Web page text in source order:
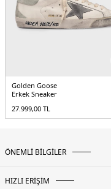
Golden Goose
Erkek Sneaker
27.999,00 TL
ÖNEMLİ BİLGİLER
HIZLI ERİŞİM